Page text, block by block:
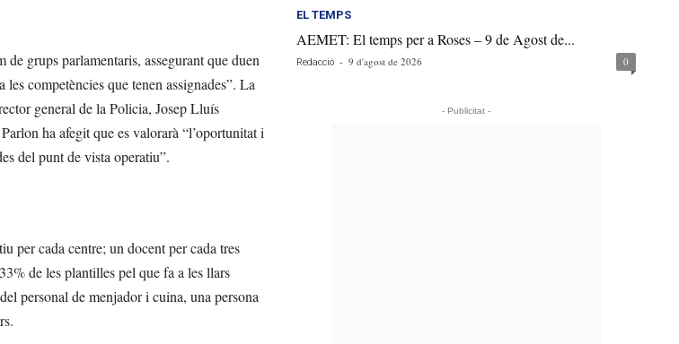
grups parlamentaris, assegurant que duen
competències que tenen assignades”. La
general de la Policia, Josep Lluís
ha afegit que es valorarà “l’oportunitat i
del punt de vista operatiu”.
per cada centre; un docent per cada tres
de les plantilles pel que fa a les llars
personal de menjador i cuina, una persona
EL TEMPS
AEMET: El temps per a Roses – 9 de Agost de...
Redacció - 9 d'agost de 2026 0
- Publicitat -